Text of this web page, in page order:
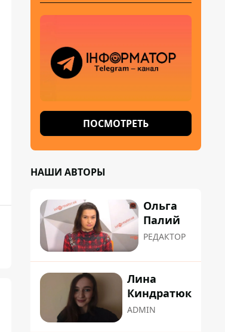
ПОСМОТРЕТЬ
НАШИ АВТОРЫ
Ольга
Палий
РЕДАКТОР
Лина
Киндратюк
ADMIN